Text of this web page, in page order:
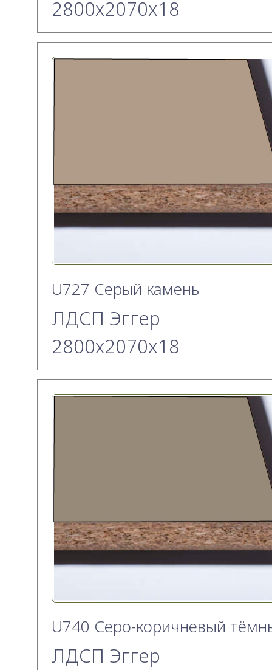
2800х2070x18
U727 Серый камень
ЛДСП Эггер
2800х2070x18
U740 Cеро-коричневый
ЛДСП Эггер